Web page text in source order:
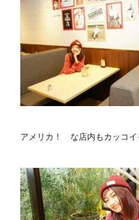
アメリカ！ な店内もカッコイ